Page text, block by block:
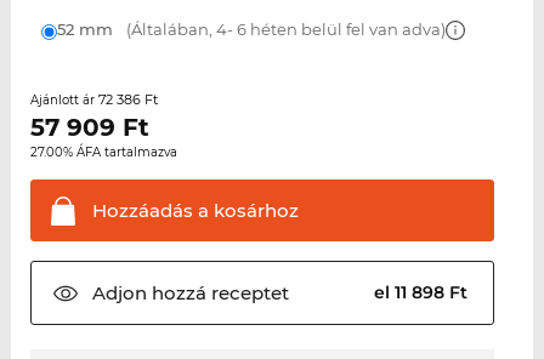
52 mm (Általában, 4- 6 héten belül fel van adva)
Ajánlott ár 72 386 Ft
57 909 Ft
27.00% ÁFA tartalmazva
Hozzáadás a kosárhoz
Adjon hozzá receptet el 11 898 Ft